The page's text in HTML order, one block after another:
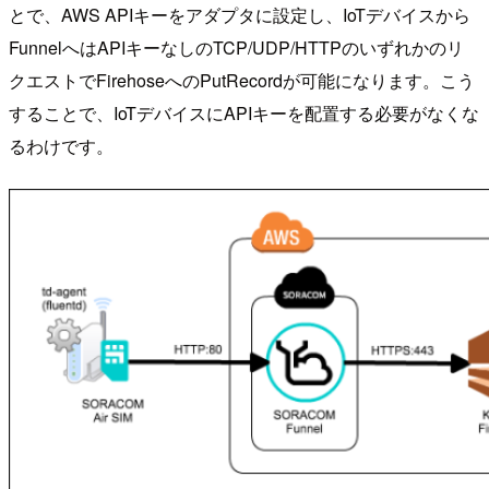
とで、AWS APIキーをアダプタに設定し、IoTデバイスから
FunnelへはAPIキーなしのTCP/UDP/HTTPのいずれかのリ
クエストでFirehoseへのPutRecordが可能になります。こう
することで、IoTデバイスにAPIキーを配置する必要がなくな
るわけです。